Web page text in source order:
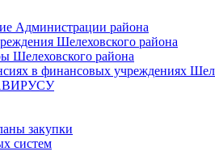
Администрации района
Шелеховского района
Шелеховского района
в финансовых учреждениях
закупки
систем